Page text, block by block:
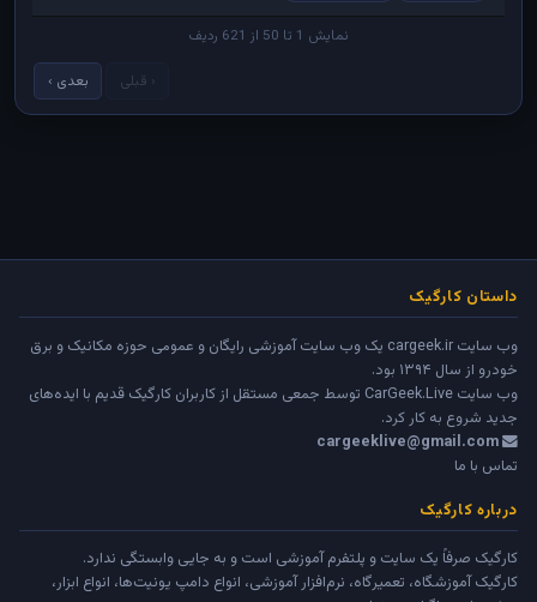
نمایش 1 تا 50 از 621 ردیف
‹ قبلی بعدی ›
داستان کارگیک
وب سایت cargeek.ir یک وب سایت آموزشی رایگان و عمومی حوزه مکانیک و برق
خودرو از سال ۱۳۹۴ بود.
وب سایت CarGeek.Live توسط جمعی مستقل از کاربران کارگیک قدیم با ایده‌های
جدید شروع به کار کرد.
cargeeklive@gmail.com
تماس با ما
درباره کارگیک
کارگیک صرفاً یک سایت و پلتفرم آموزشی است و به جایی وابستگی ندارد.
کارگیک آموزشگاه، تعمیرگاه، نرم‌افزار آموزشی، انواع دامپ یونیت‌ها، انواع ابزار،